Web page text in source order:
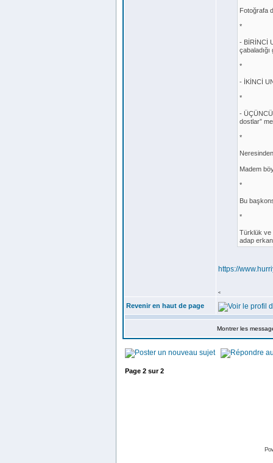
Fotoğrafa
*
- BİRİNCİ
*
- İKİNCİ
*
- ÜÇÜNCÜ
dostlar”
*
Madem
*
Bu
*
Türklük ve
adap
https://
<
Revenir en haut de page
Montrer les
Page 2 sur2